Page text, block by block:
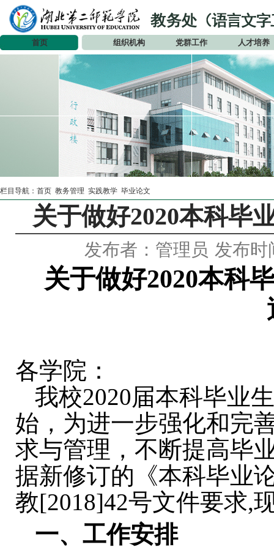
首页 组织机构 党群工作 人才培养
栏目导航： 首页 教务管理 实践教学 毕业论文
关于做好2020本科毕
发布者：管理员 发布时
关于做好2020本科
各学院：
我校2020届本科毕业
始，为进一步强化和完
求与管理，不断提高毕
据新修订的《本科毕业
教[2018]42号文件要求,
一、工作安排